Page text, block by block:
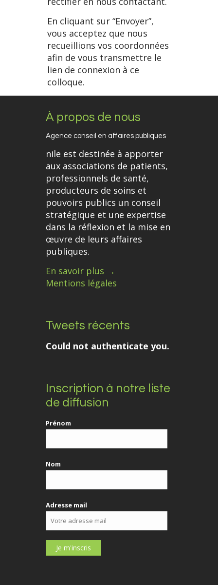
En cliquant sur “Envoyer”,
vous acceptez que nous
recueillions vos coordonnées
afin de vous transmettre le
lien de connexion à ce
colloque.
À propos de nous
Agence conseil en affaires publiques
nile est destinée à apporter
aux associations de patients,
professionnels de santé,
producteurs de soins et
pouvoirs publics un conseil
stratégique et une expertise
dans la réflexion et la mise en
œuvre de leurs affaires
publiques.
En savoir plus →
Mentions légales
Tweets récents
Could not authenticate you.
Inscription à notre liste
de diffusion
Prénom
Nom
Adresse mail